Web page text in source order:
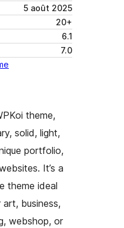
5 août 2025
20+
6.1
7.0
theme,
solid, light,
portfolio,
It’s a
theme ideal
business,
webshop, or